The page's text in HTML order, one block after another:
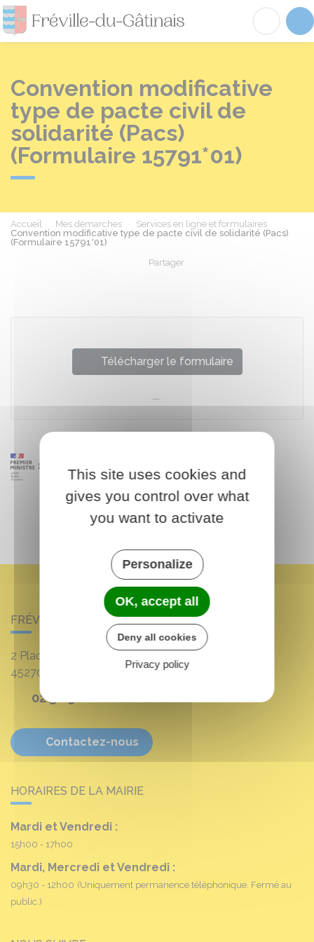
Fréville-du-
Convention modificative
type de pacte civil de
solidarité (Pacs)
(Formulaire 15791*01)
Accueil Mes démarches
Services en ligne et formulaires
Convention modificative type de pacte civil de solidarité (Pacs)
(Formulaire 15791*01)
Partager
Télécharger le formulaire
FRÉVILLE-DU-GÂTINAIS
2 Place Louis Croum
45270
Fréville-du-Gâtinais
02 38 90 11 16
Contactez-nous
HORAIRES DE LA MAIRIE
Mardi et Vendredi :
15h00 - 17h00
Mardi, Mercredi et Vendredi :
09h30 - 12h00 (Uniquement permanence téléphonique. Fermé au
public.)
This site uses cookies and
gives you control over what
you want to activate
Personalize
OK, accept all
Deny all cookies
Privacy policy